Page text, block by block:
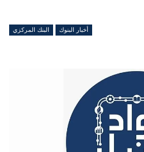
أخبار البنوك البنك المركزي